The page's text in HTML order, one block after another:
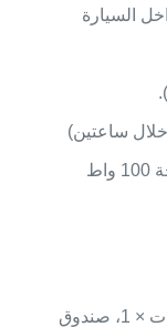
السيارة
ساعتين)
وحدة تحكم بالشحن بالطاقة الشمسية مدمجة 100 واط
المضيف × 1، سلك الطاقة × 1، دليل التعليمات × 1، صندوق